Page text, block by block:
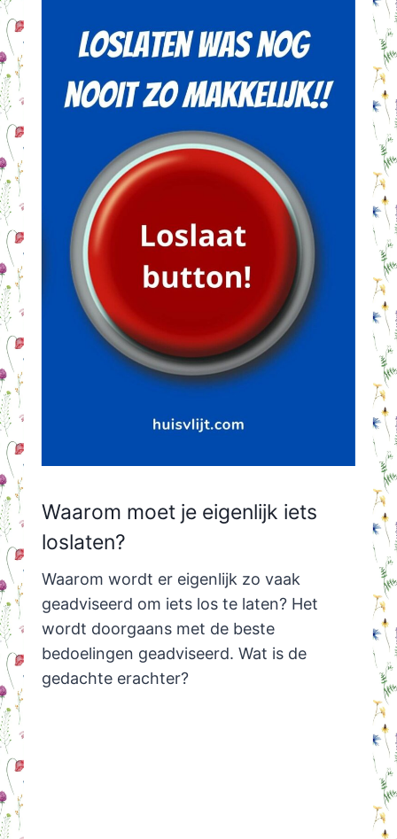
Waarom moet je eigenlijk iets
loslaten?
Waarom wordt er eigenlijk zo vaak
geadviseerd om iets los te laten? Het
wordt doorgaans met de beste
bedoelingen geadviseerd. Wat is de
gedachte erachter?